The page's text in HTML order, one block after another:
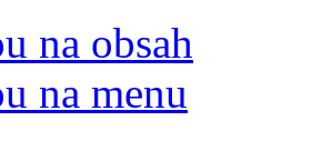
na obsah
na menu